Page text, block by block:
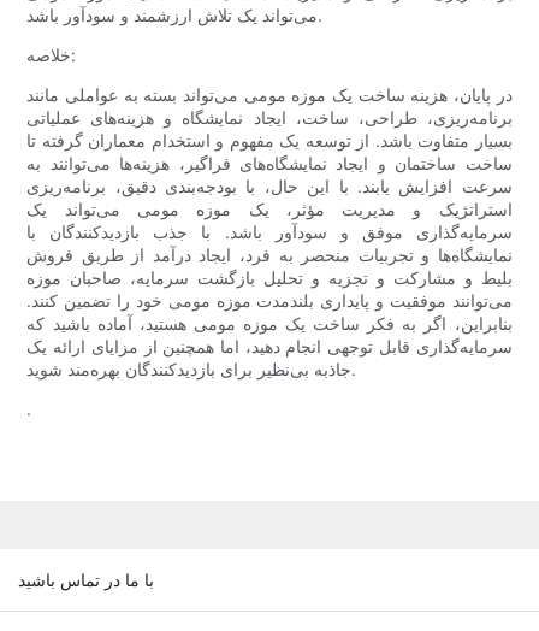
می‌تواند یک تلاش ارزشمند و سودآور باشد.
خلاصه:
در پایان، هزینه ساخت یک موزه مومی می‌تواند بسته به عواملی مانند
برنامه‌ریزی، طراحی، ساخت، ایجاد نمایشگاه و هزینه‌های عملیاتی
بسیار متفاوت باشد. از توسعه یک مفهوم و استخدام معماران گرفته تا
ساخت ساختمان و ایجاد نمایشگاه‌های فراگیر، هزینه‌ها می‌توانند به
سرعت افزایش یابند. با این حال، با بودجه‌بندی دقیق، برنامه‌ریزی
استراتژیک و مدیریت مؤثر، یک موزه مومی می‌تواند یک
سرمایه‌گذاری موفق و سودآور باشد. با جذب بازدیدکنندگان با
نمایشگاه‌ها و تجربیات منحصر به فرد، ایجاد درآمد از طریق فروش
بلیط و مشارکت و تجزیه و تحلیل بازگشت سرمایه، صاحبان موزه
می‌توانند موفقیت و پایداری بلندمدت موزه مومی خود را تضمین کنند.
بنابراین، اگر به فکر ساخت یک موزه مومی هستید، آماده باشید که
سرمایه‌گذاری قابل توجهی انجام دهید، اما همچنین از مزایای ارائه یک
جاذبه بی‌نظیر برای بازدیدکنندگان بهره‌مند شوید.
.
با ما در تماس باشید